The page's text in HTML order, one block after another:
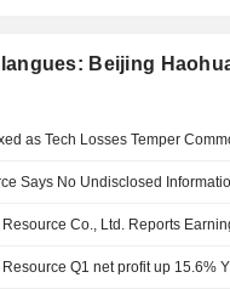
Beijing
Q1 net profit up 15.6%